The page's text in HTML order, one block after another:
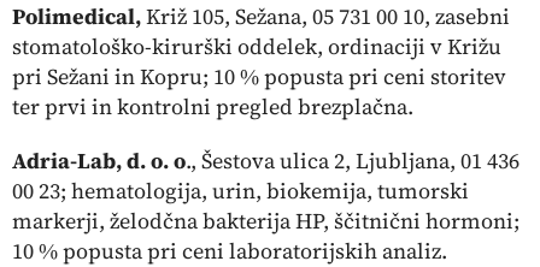
Polimedical,Križ 105, Sežana, 05 731 00 10, zasebni
stomatološko-kirurški oddelek, ordinaciji v Križu
pri Sežani in Kopru; 10 % popusta pri ceni storitev
ter prvi in kontrolni pregled brezplačna.
Adria-Lab, d. o. o., Šestova ulica 2, Ljubljana, 01 436
00 23; hematologija, urin, biokemija, tumorski
markerji, želodčna bakterija HP, ščitnični hormoni;
10 % popusta pri ceni laboratorijskih analiz.